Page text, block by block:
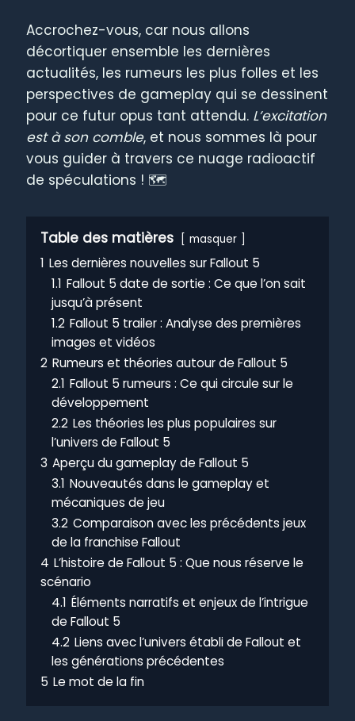
Accrochez-vous, car nous allons
décortiquer ensemble les dernières
actualités, les rumeurs les plus folles et les
perspectives de gameplay qui se dessinent
pour ce futur opus tant attendu. L’excitation
est à son comble, et nous sommes là pour
vous guider à travers ce nuage radioactif
de spéculations ! 🗺️
Table des matières masquer
1 Les dernières nouvelles sur Fallout 5
1.1 Fallout 5 date de sortie : Ce que l’on sait
jusqu’à présent
1.2 Fallout 5 trailer : Analyse des premières
images et vidéos
2 Rumeurs et théories autour de Fallout 5
2.1 Fallout 5 rumeurs : Ce qui circule sur le
développement
2.2 Les théories les plus populaires sur
l’univers de Fallout 5
3 Aperçu du gameplay de Fallout 5
3.1 Nouveautés dans le gameplay et
mécaniques de jeu
3.2 Comparaison avec les précédents jeux
de la franchise Fallout
4 L’histoire de Fallout 5 : Que nous réserve le
scénario
4.1 Éléments narratifs et enjeux de l’intrigue
de Fallout 5
4.2 Liens avec l’univers établi de Fallout et
les générations précédentes
5 Le mot de la fin